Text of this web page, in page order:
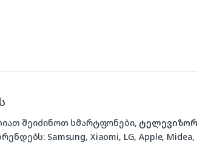
შეიძინოთ სმარტფონები,
Samsung, Xiaomi, LG, Apple, Midea,